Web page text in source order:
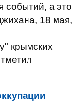
событий, а это
18 мая,
крымских